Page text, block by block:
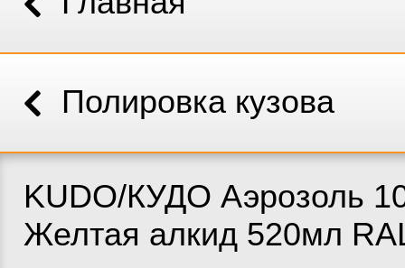
Полировка кузова
KUDO/КУДО Аэрозоль
Желтая алкид 520мл